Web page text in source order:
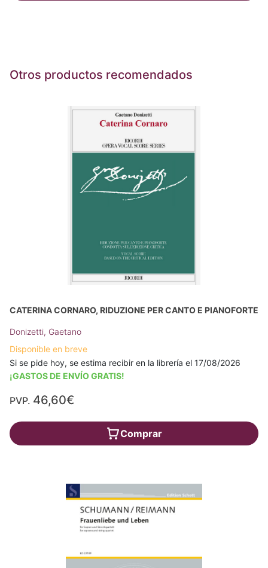
Otros productos recomendados
CATERINA CORNARO, RIDUZIONE PER CANTO E PIANOFORTE
Donizetti, Gaetano
Disponible en breve
Si se pide hoy, se estima recibir en la librería el 17/08/2026
¡GASTOS DE ENVÍO GRATIS!
PVP. 46,60€
Comprar